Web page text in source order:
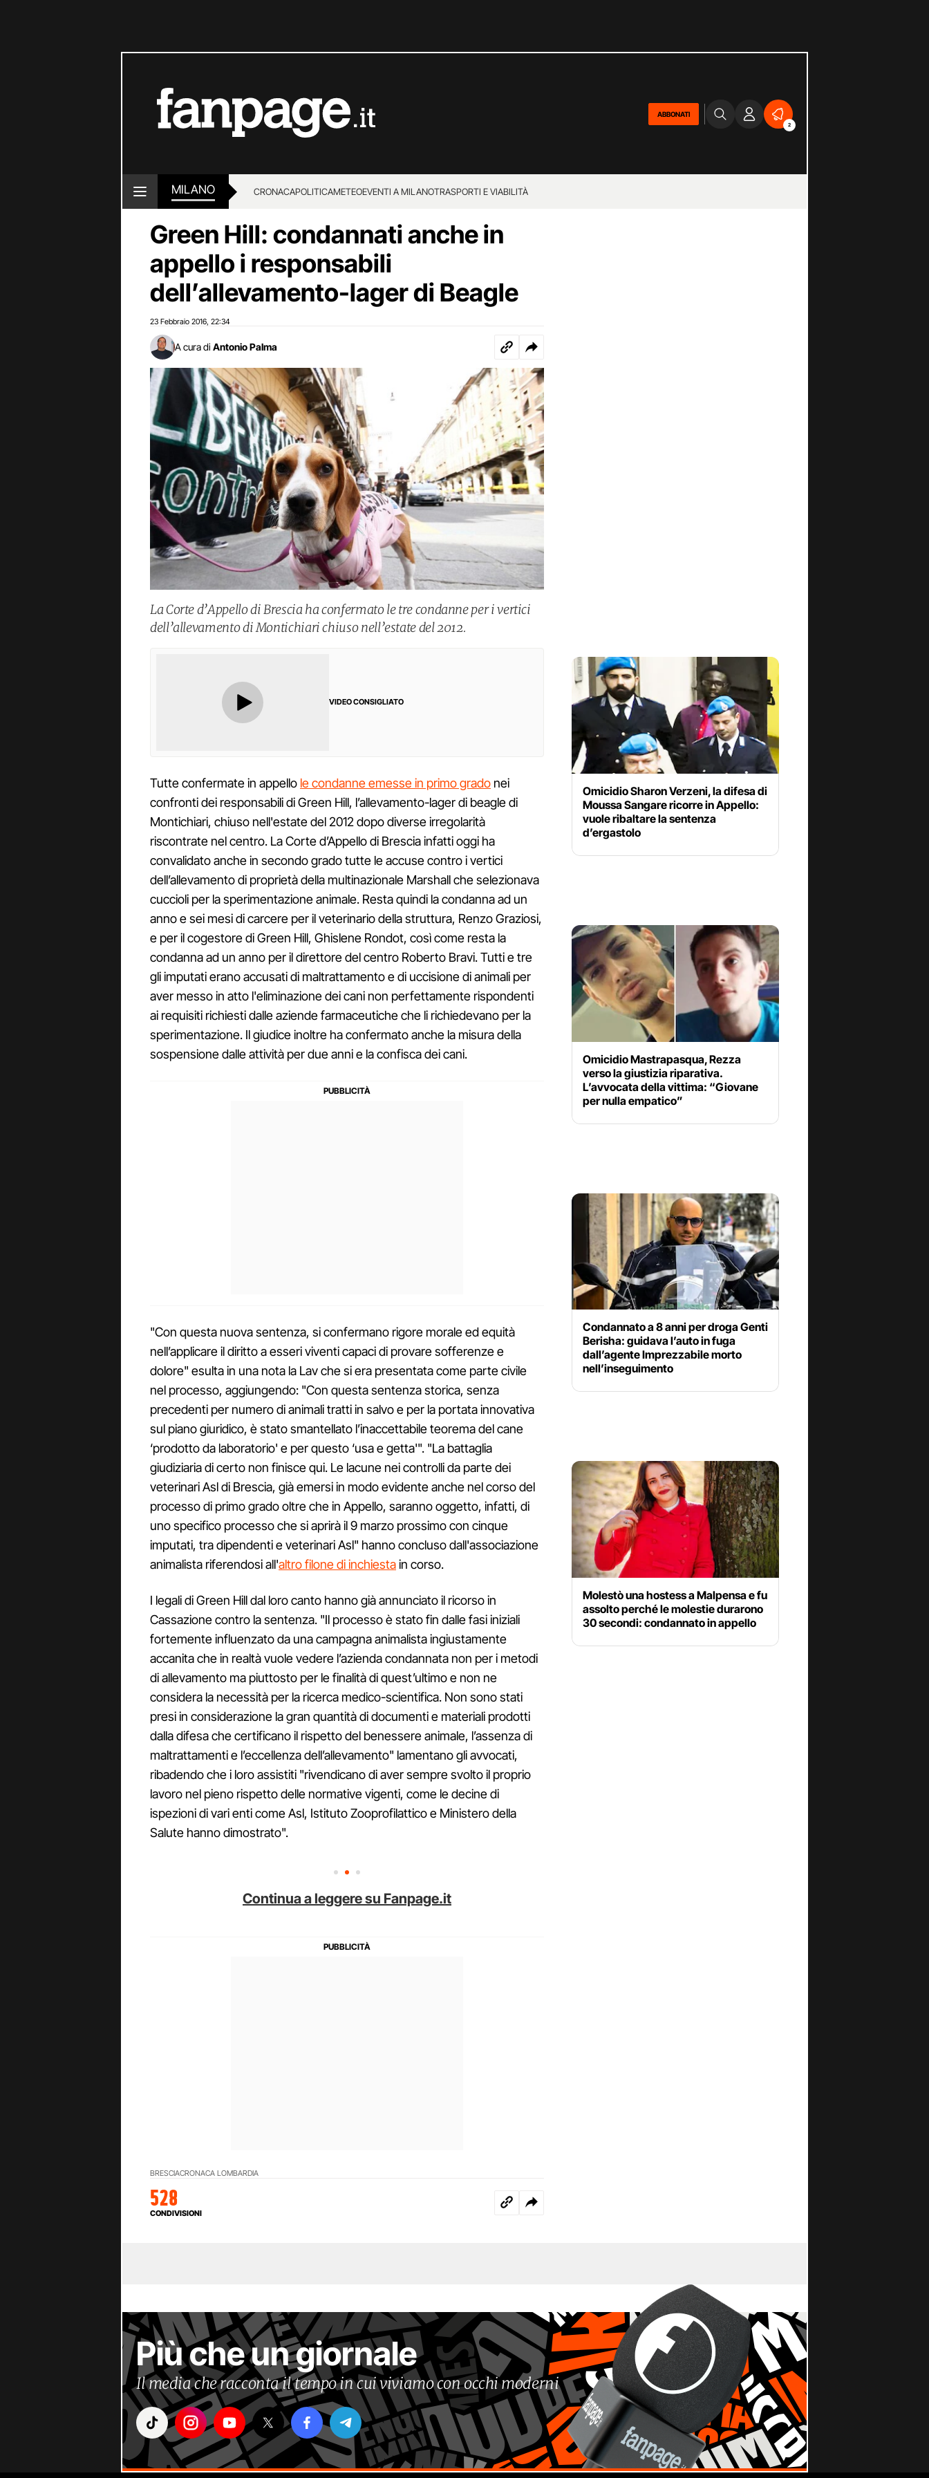
ABBONATI
2
MILANO CRONACAPOLITICAMETEOEVENTI A MILANOTRASPORTI E VIABILITÀ
Green Hill: condannati anche in
appello i responsabili
dell’allevamento-lager di Beagle
23 Febbraio 2016 22:34
A cura di Antonio Palma
La Corte d’Appello di Brescia ha confermato le tre condanne per i vertici
dell’allevamento di Montichiari chiuso nell’estate del 2012.
VIDEO CONSIGLIATO
Tutte confermate in appello le condanne emesse in primo grado nei
confronti dei responsabili di Green Hill, l’allevamento-lager di beagle di
Montichiari, chiuso nell'estate del 2012 dopo diverse irregolarità
riscontrate nel centro. La Corte d’Appello di Brescia infatti oggi ha
convalidato anche in secondo grado tutte le accuse contro i vertici
dell’allevamento di proprietà della multinazionale Marshall che selezionava
cuccioli per la sperimentazione animale. Resta quindi la condanna ad un
anno e sei mesi di carcere per il veterinario della struttura, Renzo Graziosi,
e per il cogestore di Green Hill, Ghislene Rondot, così come resta la
condanna ad un anno per il direttore del centro Roberto Bravi. Tutti e tre
gli imputati erano accusati di maltrattamento e di uccisione di animali per
aver messo in atto l'eliminazione dei cani non perfettamente rispondenti
ai requisiti richiesti dalle aziende farmaceutiche che li richiedevano per la
sperimentazione. Il giudice inoltre ha confermato anche la misura della
sospensione dalle attività per due anni e la confisca dei cani.
"Con questa nuova sentenza, si confermano rigore morale ed equità
nell’applicare il diritto a esseri viventi capaci di provare sofferenze e
dolore" esulta in una nota la Lav che si era presentata come parte civile
nel processo, aggiungendo: "Con questa sentenza storica, senza
precedenti per numero di animali tratti in salvo e per la portata innovativa
sul piano giuridico, è stato smantellato l’inaccettabile teorema del cane
‘prodotto da laboratorio' e per questo ‘usa e getta'". "La battaglia
giudiziaria di certo non finisce qui. Le lacune nei controlli da parte dei
veterinari Asl di Brescia, già emersi in modo evidente anche nel corso del
processo di primo grado oltre che in Appello, saranno oggetto, infatti, di
uno specifico processo che si aprirà il 9 marzo prossimo con cinque
imputati, tra dipendenti e veterinari Asl" hanno concluso dall'associazione
animalista riferendosi all'altro filone di inchiestain corso.
I legali di Green Hill dal loro canto hanno già annunciato il ricorso in
Cassazione contro la sentenza. "Il processo è stato fin dalle fasi iniziali
fortemente influenzato da una campagna animalista ingiustamente
accanita che in realtà vuole vedere l’azienda condannata non per i metodi
di allevamento ma piuttosto per le finalità di quest’ultimo e non ne
considera la necessità per la ricerca medico-scientifica. Non sono stati
presi in considerazione la gran quantità di documenti e materiali prodotti
dalla difesa che certificano il rispetto del benessere animale, l’assenza di
maltrattamenti e l’eccellenza dell’allevamento" lamentano gli avvocati,
ribadendo che i loro assistiti "rivendicano di aver sempre svolto il proprio
lavoro nel pieno rispetto delle normative vigenti, come le decine di
ispezioni di vari enti come Asl, Istituto Zooprofilattico e Ministero della
Salute hanno dimostrato".
Continua a leggere su Fanpage.it
BRESCIACRONACA LOMBARDIA
528
CONDIVISIONI
Omicidio Sharon Verzeni, la difesa di
Moussa Sangare ricorre in Appello:
vuole ribaltare la sentenza
d’ergastolo
Omicidio Mastrapasqua, Rezza
verso la giustizia riparativa.
L’avvocata della vittima: “Giovane
per nulla empatico”
Condannato a 8 anni per droga Genti
Berisha: guidava l’auto in fuga
dall’agente Imprezzabile morto
nell’inseguimento
Molestò una hostess a Malpensa e fu
assolto perché le molestie durarono
30 secondi: condannato in appello
Più che un giornale
Il media che racconta il tempo in cui viviamo con occhi moderni